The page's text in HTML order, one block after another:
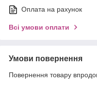
Оплата на рахунок
Всі умови оплати
Умови повернення
Повернення товару